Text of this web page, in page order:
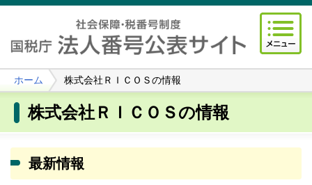
ホーム 株式会社ＲＩＣＯＳの情報
株式会社ＲＩＣＯＳの情報
最新情報